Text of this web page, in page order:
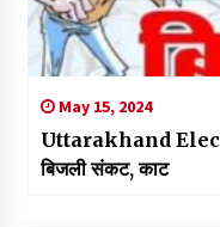
May 15, 2024
Uttarakhand
बिजली संकट, काट